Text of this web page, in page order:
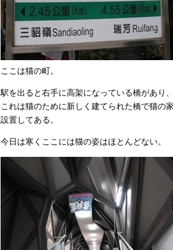
ここは猫の町。
駅を出ると右手に高架になっている橋があり、
これは猫のために新しく建てられた橋で猫の
設置してある。
今日は寒くここには猫の姿はほとんどない。